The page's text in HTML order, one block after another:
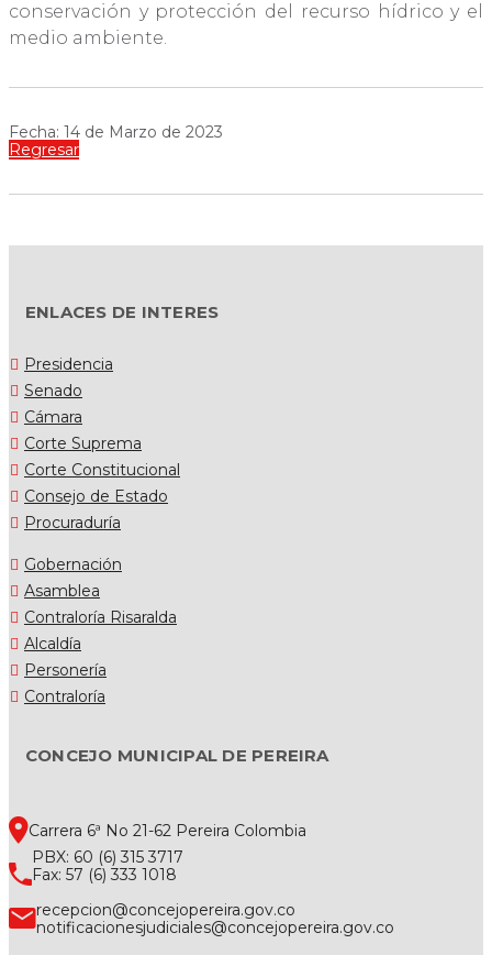
conservación y protección del recurso hídrico y el
medio ambiente.
Fecha: 14 de Marzo de 2023
Regresar
ENLACES DE INTERES
Presidencia
Senado
Cámara
Corte Suprema
Corte Constitucional
Consejo de Estado
Procuraduría
Gobernación
Asamblea
Contraloría Risaralda
Alcaldía
Personería
Contraloría
CONCEJO MUNICIPAL DE PEREIRA
Carrera 6ª No 21-62 Pereira Colombia
PBX: 60 (6) 315 3717
Fax: 57 (6) 333 1018
recepcion@concejopereira.gov.co
notificacionesjudiciales@concejopereira.gov.co